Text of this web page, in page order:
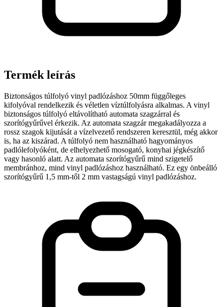
Termék leírás
Biztonságos túlfolyó vinyl padlózáshoz 50mm függőleges
kifolyóval rendelkezik és véletlen víztúlfolyásra alkalmas. A vinyl
biztonságos túlfolyó eltávolítható automata szagzárral és
szorítógyűrűvel érkezik. Az automata szagzár megakadályozza a
rossz szagok kijutását a vízelvezető rendszeren keresztül, még akkor
is, ha az kiszárad. A túlfolyó nem használható hagyományos
padlólefolyóként, de elhelyezhető mosogató, konyhai jégkészítő
vagy hasonló alatt. Az automata szorítógyűrű mind szigetelő
membránhoz, mind vinyl padlózáshoz használható. Ez egy önbeálló
szorítógyűrű 1,5 mm-től 2 mm vastagságú vinyl padlózáshoz.